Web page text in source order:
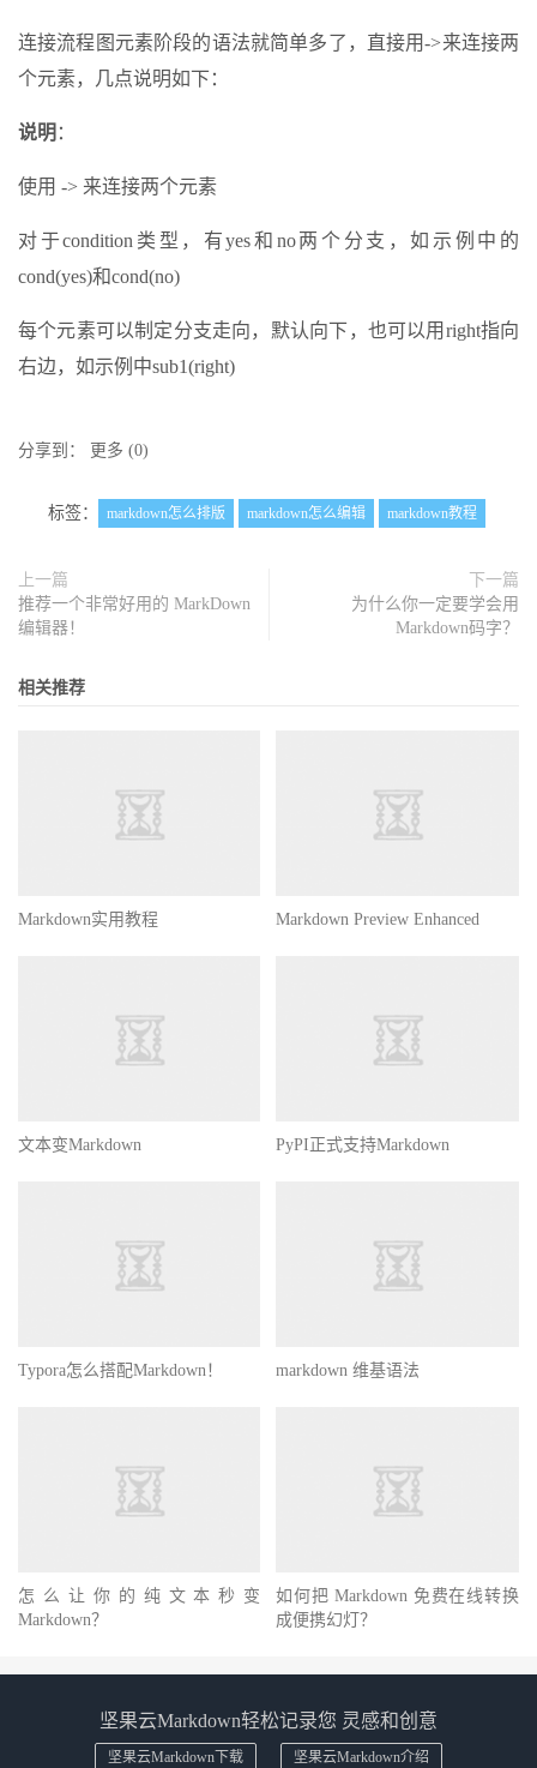
连接流程图元素阶段的语法就简单多了，直接用->来连接两
个元素，几点说明如下：
说明 ：
使用 -> 来连接两个元素
对于condition类型，有yes和no两个分支，如示例中的
cond(yes)和cond(no)
每个元素可以制定分支走向，默认向下，也可以用right指向
右边，如示例中sub1(right)
分享到： 更多 (0)
标签： markdown怎么排版 markdown怎么编辑 markdown教程
上一篇
推荐一个非常好用的 MarkDown
编辑器！
下一篇
为什么你一定要学会用
Markdown码字？
相关推荐
Markdown实用教程 Markdown Preview Enhanced
文本变Markdown PyPI正式支持Markdown
Typora怎么搭配Markdown！ markdown 维基语法
怎么让你的纯文本秒变
Markdown？
如何把 Markdown 免费在线转换
成便携幻灯？
坚果云Markdown轻松记录您 灵感和创意
坚果云Markdown下载 坚果云Markdown介绍